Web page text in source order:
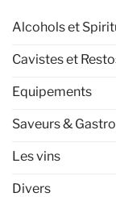
Alcohols et
Cavistes et
Equipements
Saveurs &
Les vins
Divers